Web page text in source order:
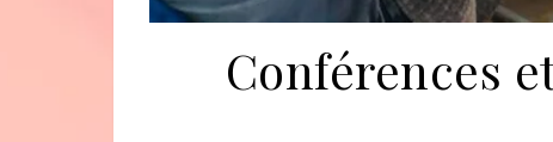
Conférences